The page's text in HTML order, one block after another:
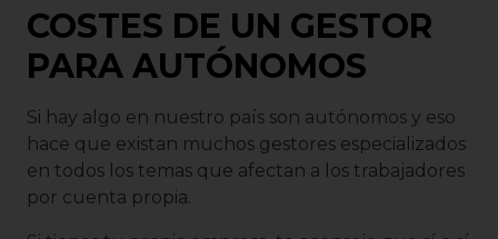
COSTES DE UN GESTOR
PARA AUTÓNOMOS
Si hay algo en nuestro país son autónomos y eso
hace que existan muchos gestores especializados
en todos los temas que afectan a los trabajadores
por cuenta propia.